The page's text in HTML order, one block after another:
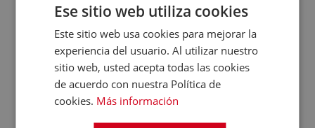
Reproductores MP3
/ MP4 / MP5
Altavoces
Radios CD / FM
Despertadores
Barras de Sonido
Altavoces
Ese sitio web utiliza cookies
Este sitio web usa cookies para mejorar la
experiencia del usuario. Al utilizar nuestro
sitio web, usted acepta todas las cookies
de acuerdo con nuestra Política de
cookies. Más información